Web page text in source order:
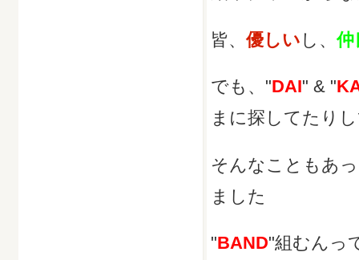
皆、 優しい し、仲
でも、"DAI" & "
まに探してたり
そんなこともあ
ました
"BAND"組むんっ